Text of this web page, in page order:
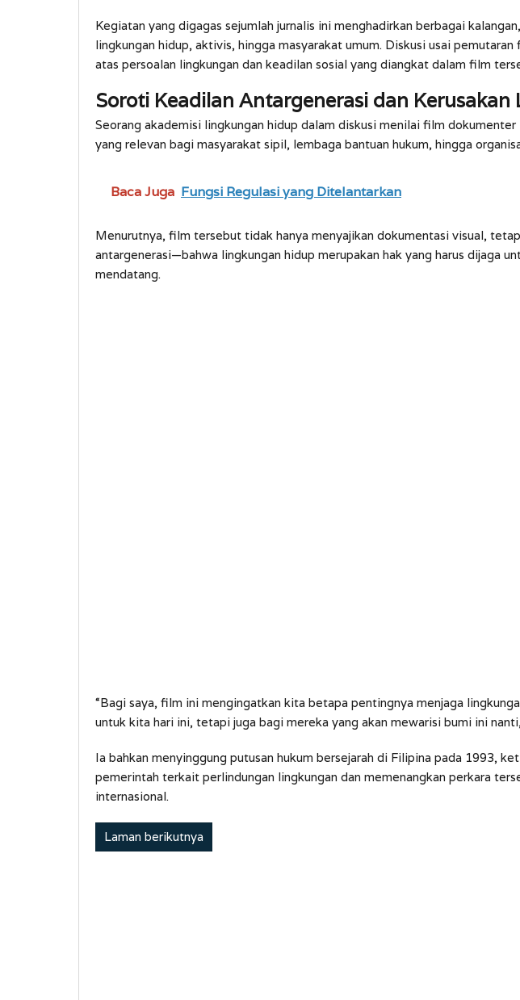
Kegiatan yang digagas sejumlah jurnalis ini menghadirkan berbagai
lingkungan hidup, aktivis, hingga masyarakat umum. Diskusi usai
atas persoalan lingkungan dan keadilan sosial yang diangkat dalam film
Soroti Keadilan Antargenerasi dan
Seorang akademisi lingkungan hidup dalam diskusi menilai film dokumenter
yang relevan bagi masyarakat sipil, lembaga bantuan hukum, hingga
Baca Juga Fungsi Regulasi yang Ditelantarkan
Menurutnya, film tersebut tidak hanya menyajikan dokumentasi visual,
antargenerasi—bahwa lingkungan hidup merupakan hak yang harus dijaga
mendatang.
“Bagi saya, film ini mengingatkan kita betapa pentingnya menjaga
untuk kita hari ini, tetapi juga bagi mereka yang akan mewarisi bumi ini
Ia bahkan menyinggung putusan hukum bersejarah di Filipina pada 1993,
pemerintah terkait perlindungan lingkungan dan memenangkan perkara
internasional.
Laman berikutnya